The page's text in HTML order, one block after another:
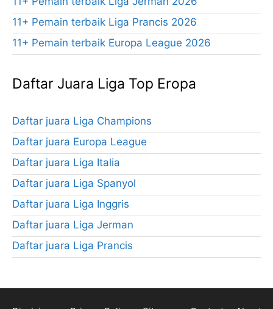
11+ Pemain terbaik Liga Prancis 2026
11+ Pemain terbaik Europa League 2026
Daftar Juara Liga Top Eropa
Daftar juara Liga Champions
Daftar juara Europa League
Daftar juara Liga Italia
Daftar juara Liga Spanyol
Daftar juara Liga Inggris
Daftar juara Liga Jerman
Daftar juara Liga Prancis